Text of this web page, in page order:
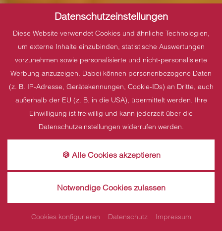
Datenschutzeinstellungen
Diese Website verwendet Cookies und ähnliche Technologien,
um externe Inhalte einzubinden, statistische Auswertungen
vorzunehmen sowie personalisierte und nicht-personalisierte
Werbung anzuzeigen. Dabei können personenbezogene Daten
(z. B. IP-Adresse, Gerätekennungen, Cookie-IDs) an Dritte, auch
außerhalb der EU (z. B. in die USA), übermittelt werden. Ihre
Einwilligung ist freiwillig und kann jederzeit über die
Datenschutzeinstellungen widerrufen werden.
🍪 Alle Cookies akzeptieren
Notwendige Cookies zulassen
Cookies konfigurieren Datenschutz Impressum
Veranstaltungen im Hasen